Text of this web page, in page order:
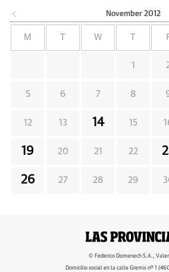
November 2012
M W
1
5 6 7 8
12 13 14 15
19 20 21 22
26 27 28 29
© Federico Domenech S.A.,
Domicilio social en la calle Gremis nº 1